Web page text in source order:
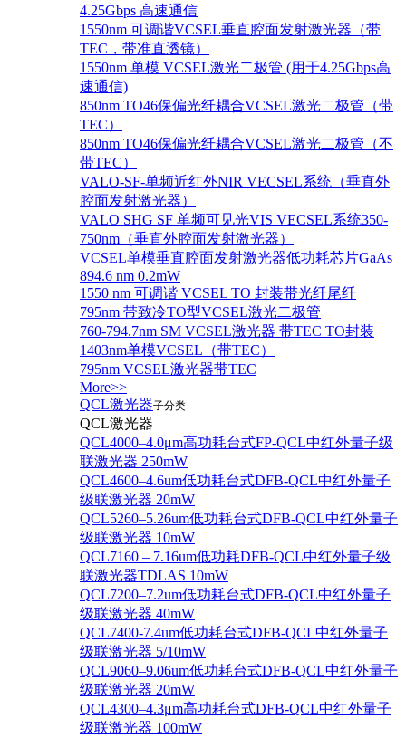
4.25Gbps 高速通信
1550nm 可调谐VCSEL垂直腔面发射激光器（带
TEC，带准直透镜）
1550nm 单模 VCSEL激光二极管 (用于4.25Gbps高
速通信)
850nm TO46保偏光纤耦合VCSEL激光二极管（带
TEC）
850nm TO46保偏光纤耦合VCSEL激光二极管（不
带TEC）
VALO-SF-单频近红外NIR VECSEL系统（垂直外
腔面发射激光器）
VALO SHG SF 单频可见光VIS VECSEL系统350-
750nm（垂直外腔面发射激光器）
VCSEL单模垂直腔面发射激光器低功耗芯片GaAs
894.6 nm 0.2mW
1550 nm 可调谐 VCSEL TO 封装带光纤尾纤
795nm 带致冷TO型VCSEL激光二极管
760-794.7nm SM VCSEL激光器 带TEC TO封装
1403nm单模VCSEL（带TEC）
795nm VCSEL激光器带TEC
More>>
QCL激光器子分类
QCL激光器
QCL4000–4.0μm高功耗台式FP-QCL中红外量子级
联激光器 250mW
QCL4600–4.6um低功耗台式DFB-QCL中红外量子
级联激光器 20mW
QCL5260–5.26um低功耗台式DFB-QCL中红外量子
级联激光器 10mW
QCL7160 – 7.16um低功耗DFB-QCL中红外量子级
联激光器TDLAS 10mW
QCL7200–7.2um低功耗台式DFB-QCL中红外量子
级联激光器 40mW
QCL7400-7.4um低功耗台式DFB-QCL中红外量子
级联激光器 5/10mW
QCL9060–9.06um低功耗台式DFB-QCL中红外量子
级联激光器 20mW
QCL4300–4.3μm高功耗台式DFB-QCL中红外量子
级联激光器 100mW